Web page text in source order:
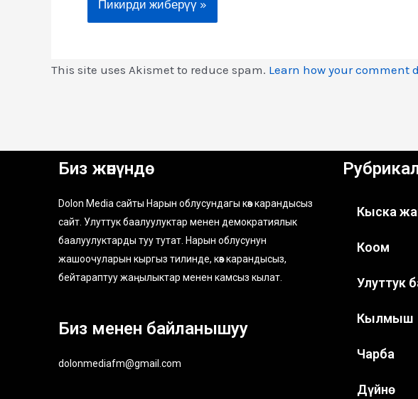
This site uses Akismet to reduce spam. Learn how your comment
Биз жөнүндө
Dolon Media сайты Нарын облусундагы көз карандысыз
сайт. Улуттук баалуулуктар менен демократиялык
баалуулуктарды туу тутат. Нарын облусунун
жашоочуларын кыргыз тилинде, көз карандысыз,
бейтараптуу жаңылыктар менен камсыз кылат.
Биз менен байланышуу
dolonmediafm@gmail.com
Кыска
Коом
Улуттук
Кылмыш
Чарба
Дүйнө